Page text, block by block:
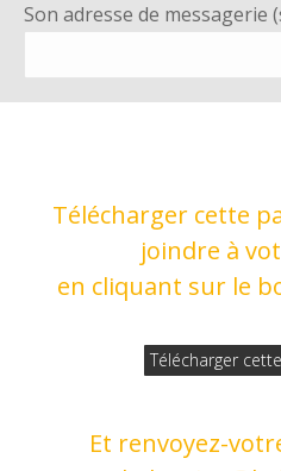
Son adresse de messagerie
Télécharger cette
joindre à
en cliquant sur le
Télécharger
Et renvoyez-